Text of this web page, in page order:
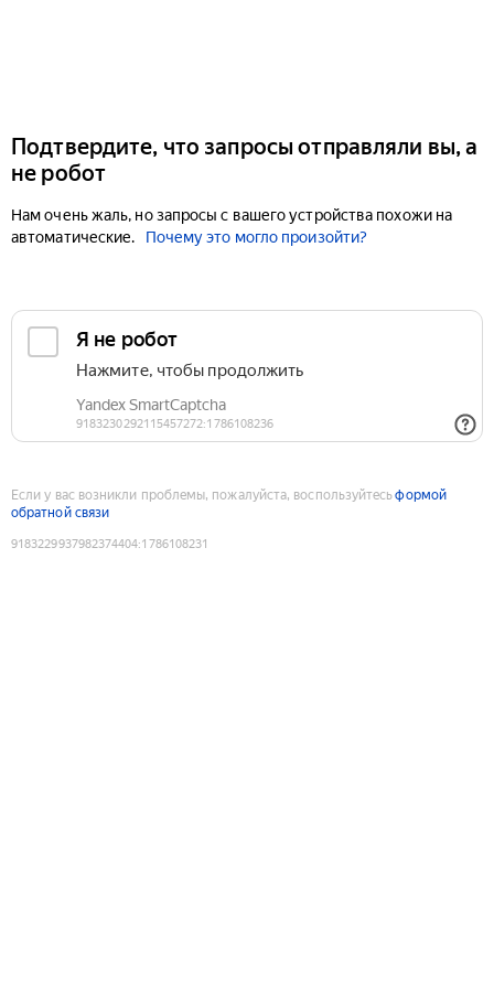
Подтвердите, что запросы отправляли вы, а
не робот
Нам очень жаль, но запросы с вашего устройства похожи на
автоматические.
Почему это могло произойти?
Если у вас возникли проблемы, пожалуйста, воспользуйтесьформой
обратной связи
9183229937982374404:1786108231